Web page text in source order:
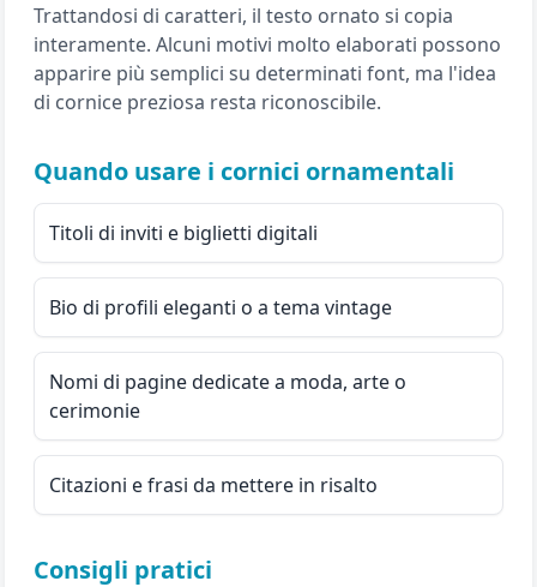
Trattandosi di caratteri, il testo ornato si copia
interamente. Alcuni motivi molto elaborati possono
apparire più semplici su determinati font, ma l'idea
di cornice preziosa resta riconoscibile.
Quando usare i cornici ornamentali
Titoli di inviti e biglietti digitali
Bio di profili eleganti o a tema vintage
Nomi di pagine dedicate a moda, arte o
cerimonie
Citazioni e frasi da mettere in risalto
Consigli pratici